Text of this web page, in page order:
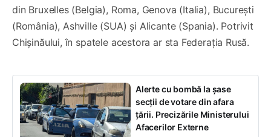
din Bruxelles (Belgia), Roma, Genova (Italia), București
(România), Ashville (SUA) și Alicante (Spania). Potrivit
Chișinăului, în spatele acestora ar sta Federația Rusă.
Alerte cu bombă la șase
secții de votare din afara
țării. Precizările Ministerului
Afacerilor Externe